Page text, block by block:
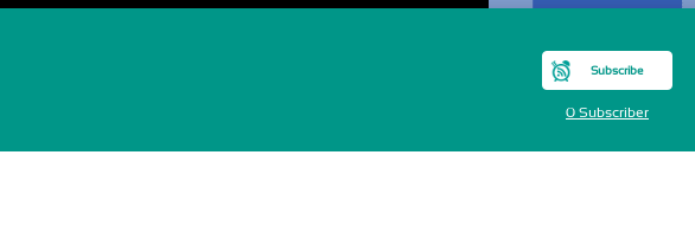
Subscribe
0 Subscriber